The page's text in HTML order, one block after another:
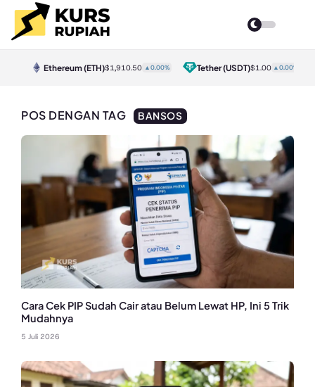
Ethereum(ETH)$1,910.50▲0.00% Tether(USDT)$1.00▲0.00%
POS DENGAN TAG BANSOS
Cara Cek PIP Sudah Cair atau Belum Lewat HP, Ini 5 Trik
Mudahnya
5 Juli 2026